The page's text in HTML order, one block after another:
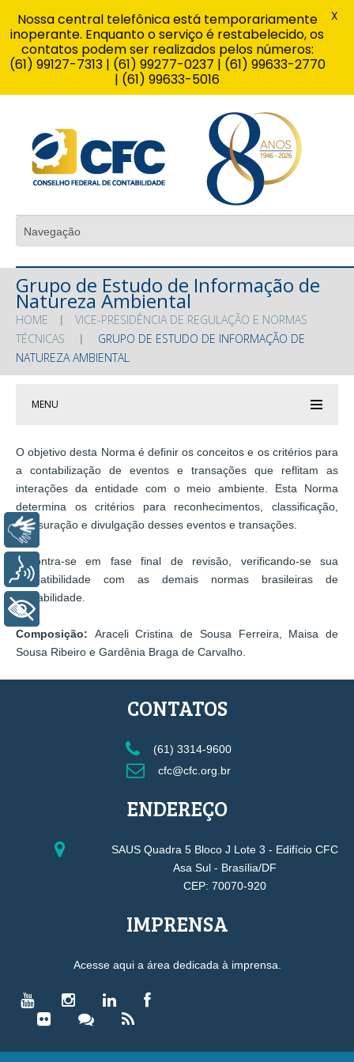
Grupo de Estudo de Informação de
Natureza Ambiental
HOME
VICE-PRESIDÊNCIA DE REGULAÇÃO E NORMAS
TÉCNICAS
GRUPO DE ESTUDO DE INFORMAÇÃO DE
NATUREZA AMBIENTAL
MENU
O objetivo desta Norma é definir os conceitos e os critérios para
a contabilização de eventos e transações que reflitam as
interações da entidade com o meio ambiente. Esta Norma
determina os critérios para reconhecimentos, classificação,
mensuração e divulgação desses eventos e transações.
Encontra-se em fase final de revisão, verificando-se sua
conpatibilidade com as demais normas brasileiras de
contabilidade.
Composição: Araceli Cristina de Sousa Ferreira, Maisa de
Sousa Ribeiro e Gardênia Braga de Carvalho.
CONTATOS
(61) 3314-9600
cfc@cfc.org.br
ENDEREÇO
SAUS Quadra 5 Bloco J Lote 3 - Edifício CFC
Asa Sul - Brasília/DF
CEP: 70070-920
IMPRENSA
Acesse aqui a área dedicada à imprensa.
Nossa central telefônica está temporariamente
inoperante. Enquanto o serviço é restabelecido, os
contatos podem ser realizados pelos números:
(61) 99127-7313 | (61) 99277-0237 | (61) 99633-2770
| (61) 99633-5016
X
Libras
Voz